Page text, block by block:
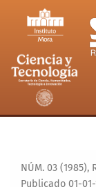
Reseña del
NÚM. 03 (1985),
Publicado 01-